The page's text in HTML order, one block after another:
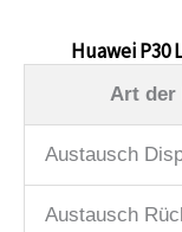
Huawei P30
Art der
Austausch
Austausch